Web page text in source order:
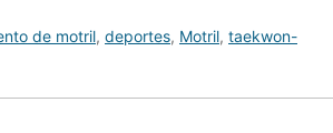
de motril, deportes, Motril, taekwon-